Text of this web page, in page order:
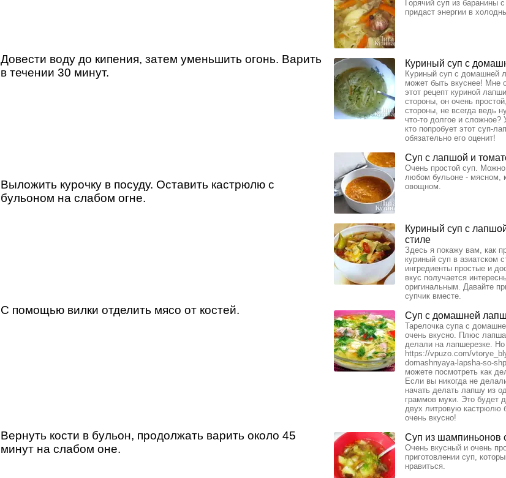
Довести воду до кипения, затем уменьшить огонь. Варить
в течении 30 минут.
Выложить курочку в посуду. Оставить кастрюлю с
бульоном на слабом огне.
С помощью вилки отделить мясо от костей.
Вернуть кости в бульон, продолжать варить около 45
минут на слабом оне.
Горячий суп из баранины
придаст энергии в
Куриный суп с
Куриный суп с домашней
может быть вкуснее! Мне
этот рецепт куриной
стороны, он очень
стороны, не всегда ведь
что-то долгое и сложное?
кто попробует этот суп-
обязательно его оценит!
Суп с лапшой и
Очень простой суп. Можно
любом бульоне - мясном,
овощном.
Куриный суп с
стиле
Здесь я покажу вам, как
куриный суп в азиатском
ингредиенты простые и
вкус получается
оригинальным. Давайте
супчик вместе.
Суп с домашней
Тарелочка супа с
очень вкусно. Плюс
делали на лапшерезке. Но
https://vpuzo.com/
domashnyaya-lapsha-so-
можете посмотреть как
Если вы никогда не
начать делать лапшу из
граммов муки. Это будет
двух литровую кастрюлю
очень вкусно!
Суп из шампиньонов
Очень вкусный и очень
приготовлении суп,
нравиться.